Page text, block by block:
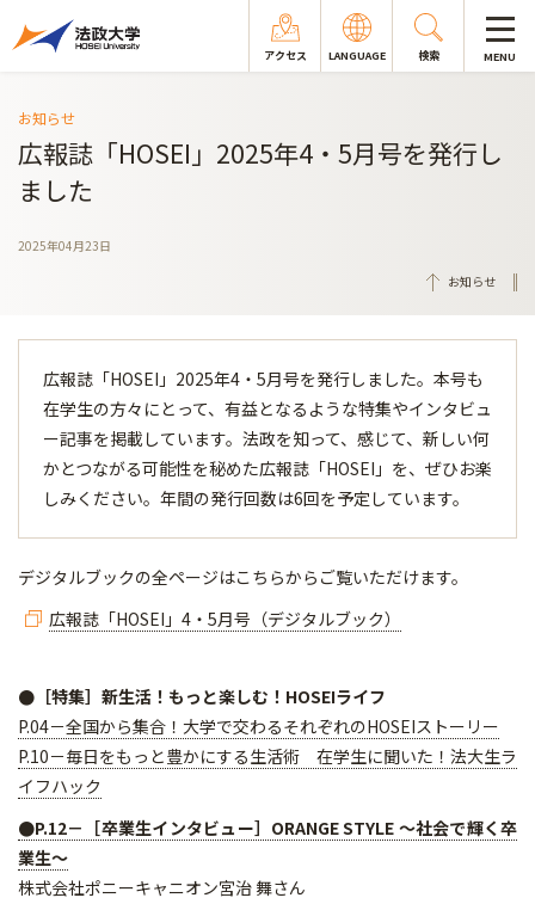
アクセス LANGUAGE 検索 MENU
お知らせ
広報誌「HOSEI」2025年4・5月号を発行し
ました
2025年04月23日
お知らせ
広報誌「HOSEI」2025年4・5月号を発行しました。本号も
在学生の方々にとって、有益となるような特集やインタビュ
ー記事を掲載しています。法政を知って、感じて、新しい何
かとつながる可能性を秘めた広報誌「HOSEI」を、ぜひお楽
しみください。年間の発行回数は6回を予定しています。
デジタルブックの全ページはこちらからご覧いただけます。
広報誌「HOSEI」4・5月号（デジタルブック）
●［特集］新生活！もっと楽しむ！HOSEIライフ
P.04－全国から集合！大学で交わるそれぞれのHOSEIストーリー
P.10－毎日をもっと豊かにする生活術 在学生に聞いた！法大生ラ
イフハック
●P.12－［卒業生インタビュー］ORANGE STYLE ～社会で輝く卒
業生～
株式会社ポニーキャニオン宮治 舞さん